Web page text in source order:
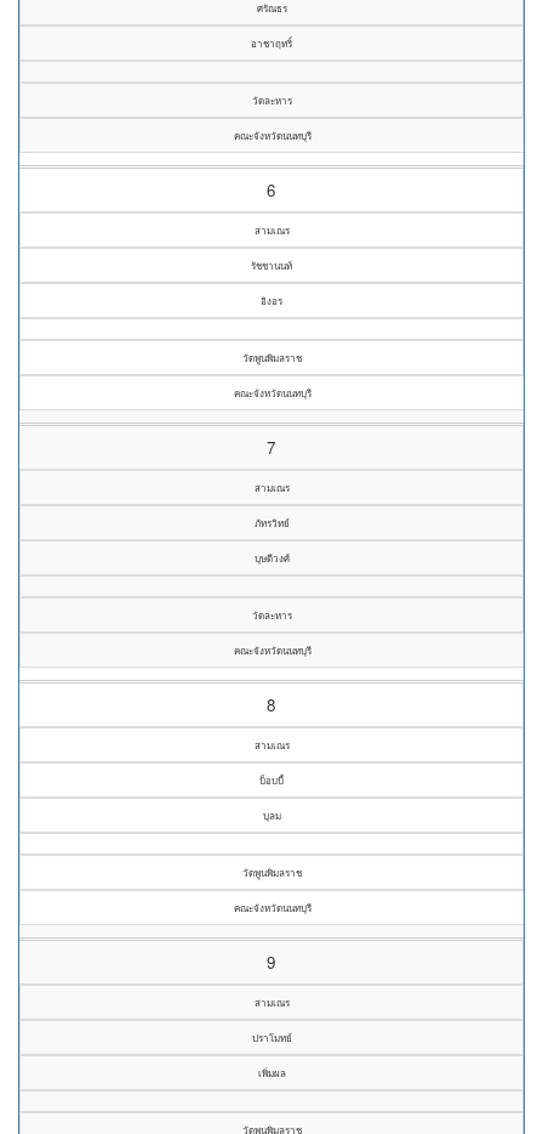
ศรัณธร
อาชาฤทริ์
วัดละหาร
คณะจังหวัดนนทบุรี
6
สามเณร
รัชชานนท์
อิงอร
วัดพูนพิมลราช
คณะจังหวัดนนทบุรี
7
สามเณร
ภัทรวิทย์
บุษดีวงศ์
วัดละหาร
คณะจังหวัดนนทบุรี
8
สามเณร
บ็อบบี้
บุลม
วัดพูนพิมลราช
คณะจังหวัดนนทบุรี
9
สามเณร
ปราโมทย์
เพิ่มผล
วัดพูนพิมลราช